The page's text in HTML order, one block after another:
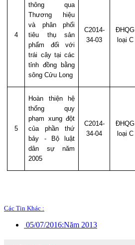
4
thông qua
Thương hiệu
và phân phối
tiêu thụ sản
phẩm đối với
trái cây tại các
tỉnh đồng bằng
sông Cửu Long
C2014-
34-03
ĐHQG
loại C
5
Hoàn thiện hệ
thống quy
phạm xung đột
của phần thứ
bảy - Bộ luật
dân sự năm
2005
C2014-
34-04
ĐHQG
loại C
Các Tin Khác :
05/07/2016:Năm 2013